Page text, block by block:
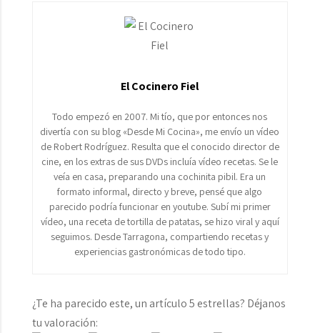
El Cocinero Fiel
Todo empezó en 2007. Mi tío, que por entonces nos
divertía con su blog «Desde Mi Cocina», me envío un vídeo
de Robert Rodríguez. Resulta que el conocido director de
cine, en los extras de sus DVDs incluía vídeo recetas. Se le
veía en casa, preparando una cochinita pibil. Era un
formato informal, directo y breve, pensé que algo
parecido podría funcionar en youtube. Subí mi primer
vídeo, una receta de tortilla de patatas, se hizo viral y aquí
seguimos. Desde Tarragona, compartiendo recetas y
experiencias gastronómicas de todo tipo.
¿Te ha parecido este, un artículo 5 estrellas? Déjanos
tu valoración: